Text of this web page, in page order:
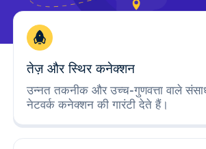
तेज़ और स्थिर कनेक्शन
उन्नत तकनीक और उच्च-गुणवत्ता वाले
नेटवर्क कनेक्शन की गारंटी देते हैं।